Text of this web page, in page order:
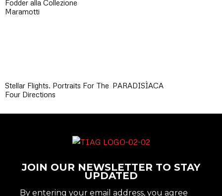
Fodder alla Collezione
Maramotti
Stellar Flights. Portraits For The
Four Directions
PARADISÌACA
JOIN OUR NEWSLETTER TO STAY
UPDATED
By entering your email address, you agree